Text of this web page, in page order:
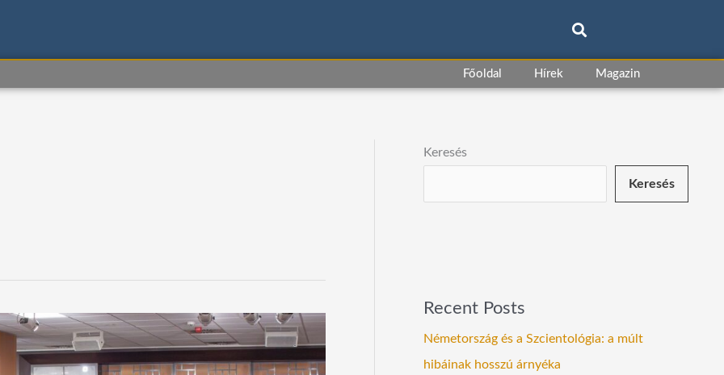
Főoldal Hírek Magazin
Keresés
Keresés
Recent Posts
Németország és a Szcientológia: a múlt
hibáinak hosszú árnyéka